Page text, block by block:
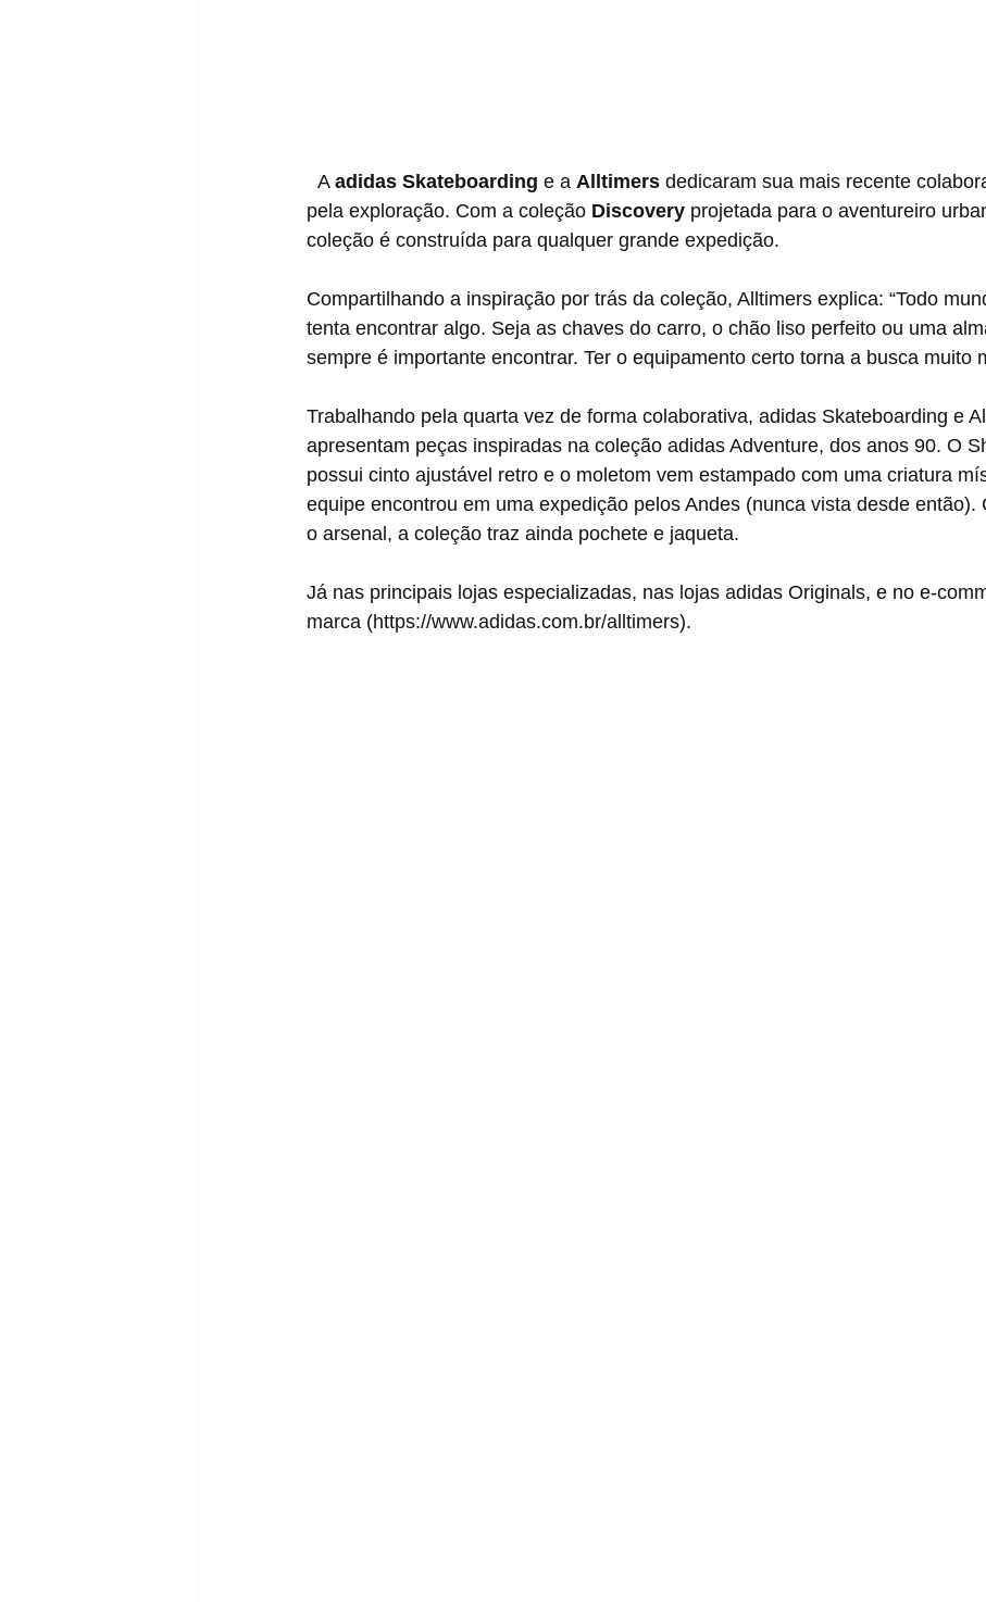
  A
adidas Skateboarding e a Alltimers dedicaram sua mais recente
pela exploração. Com a coleção Discovery projetada para o aventureiro
coleção é construída para qualquer grande expedição.
Compartilhando a inspiração por trás da coleção, Alltimers explica: “Todo
tenta encontrar algo. Seja as chaves do carro, o chão liso perfeito ou uma
sempre é importante encontrar. Ter o equipamento certo torna a busca muito
Trabalhando pela quarta vez de forma colaborativa, adidas Skateboarding e
apresentam peças inspiradas na coleção adidas Adventure, dos anos 90. O
possui cinto ajustável retro e o moletom vem estampado com uma criatura
equipe encontrou em uma expedição pelos Andes (nunca vista desde então).
o arsenal, a coleção traz ainda pochete e jaqueta.
Já nas principais lojas especializadas, nas lojas adidas Originals, e no e-
marca (https://www.adidas.com.br/alltimers).